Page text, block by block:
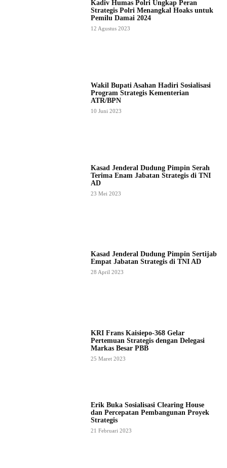
Kadiv Humas Polri Ungkap Peran
Strategis Polri Menangkal Hoaks untuk
Pemilu Damai 2024
12 Agustus 2023
Wakil Bupati Asahan Hadiri Sosialisasi
Program Strategis Kementerian
ATR/BPN
10 Juni 2023
Kasad Jenderal Dudung Pimpin Serah
Terima Enam Jabatan Strategis di TNI
AD
23 Mei 2023
Kasad Jenderal Dudung Pimpin Sertijab
Empat Jabatan Strategis di TNI AD
28 April 2023
KRI Frans Kaisiepo-368 Gelar
Pertemuan Strategis dengan Delegasi
Markas Besar PBB
25 Maret 2023
Erik Buka Sosialisasi Clearing House
dan Percepatan Pembangunan Proyek
Strategis
21 Februari 2023